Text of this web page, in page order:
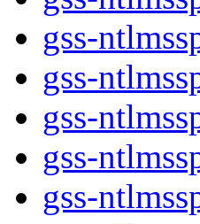
gss-
gss-
gss-
gss-
gss-